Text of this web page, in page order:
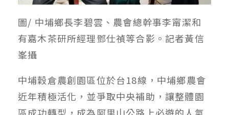
圖/ 中埔鄉長李碧雲、農會總幹事李甯潔和
有嘉木茶研所經理鄧仕禎等合影。記者黃信
峯攝
中埔穀倉農創園區位於台18線，中埔鄉農會
近年積極活化，並爭取中央補助，讓整體園